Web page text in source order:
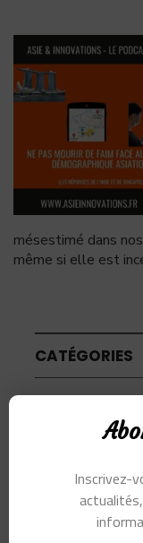
mésestimé dans
même si elle est
CATÉGORIES
Inscrivez-